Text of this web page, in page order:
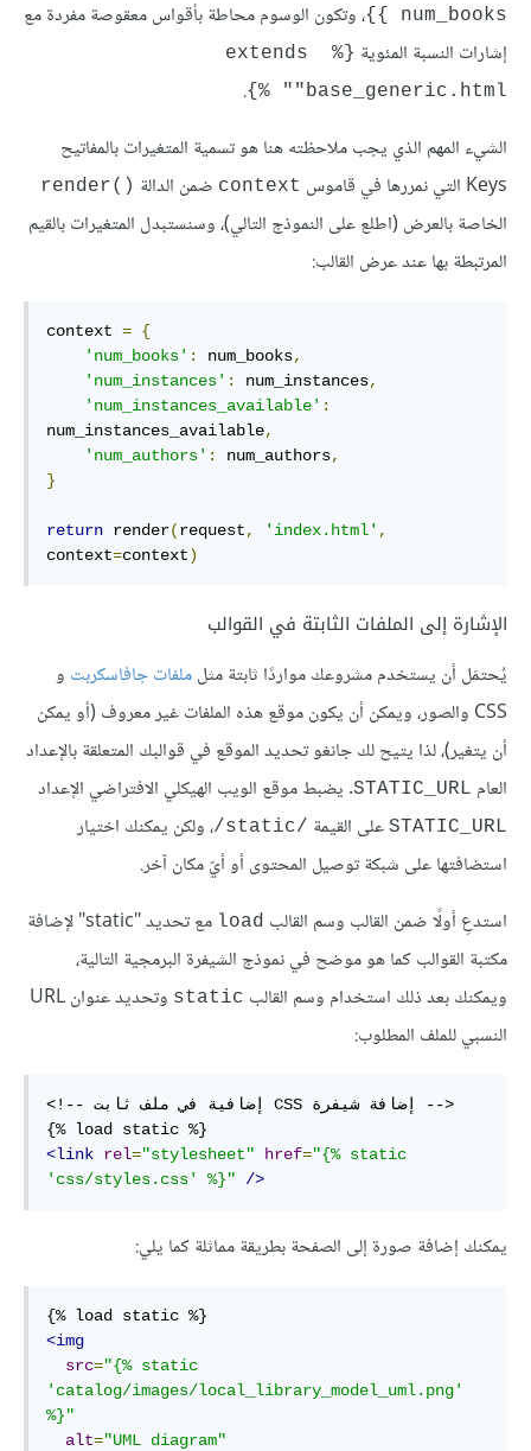
num_books }}
، وتكون الوسوم محاطة بأقواس معقوصة مفردة مع
إشارات النسبة المئوية
{% extends
"base_generic.html" %}
.
الشيء المهم الذي يجب ملاحظته هنا هو تسمية المتغيرات بالمفاتيح
Keys التي نمررها في قاموس
context ضمن الدالة render()‎
الخاصة بالعرض (اطلع على النموذج التالي)، وسنستبدل المتغيرات بالقيم
المرتبطة بها عند عرض القالب:
context = {
'num_books' : num_books,
'num_instances' : num_instances,
'num_instances_available' :
num_instances_available,
'num_authors' : num_authors,
}
return render(request, 'index.html' ,
context=context)
الإشارة إلى الملفات الثابتة في القوالب
يُحتمَل أن يستخدم مشروعك مواردًا ثابتة مثلملفات جافاسكربت و
CSS والصور، ويمكن أن يكون موقع هذه الملفات غير معروف (أو يمكن
أن يتغير)، لذا يتيح لك جانغو تحديد الموقع في قوالبك المتعلقة بالإعداد
العام STATIC_URL. يضبط موقع الويب الهيكلي الافتراضي الإعداد
STATIC_URL على القيمة /static/
، ولكن يمكنك اختيار
استضافتها على شبكة توصيل المحتوى أو أيّ مكان آخر.
استدعِ أولًا ضمن القالب وسم القالب load
مع تحديد "static" لإضافة
مكتبة القوالب كما هو موضح في نموذج الشيفرة البرمجية التالية،
ويمكنك بعد ذلك استخدام وسم القالب static
وتحديد عنوان URL
النسبي للملف المطلوب:
‏<-- إضافة شيفرة‫ CSS إضافية في ملف ثابت --!>
<link rel="stylesheet" href="{% static
'css/styles.css' %}"
/>
يمكنك إضافة صورة إلى الصفحة بطريقة مماثلة كما يلي:
<img
src="{% static
'catalog/images/local_library_model_uml.png'
%}"
alt="UML diagram"